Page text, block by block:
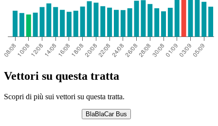
Vettori su questa tratta
Scopri di più sui vettori su questa tratta.
BlaBlaCar Bus